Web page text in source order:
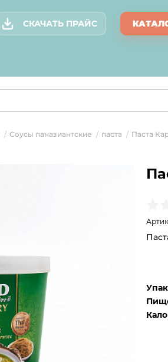
СКАЧАТЬ ПРАЙС
/ Соусы паназиантские / паста / Паста